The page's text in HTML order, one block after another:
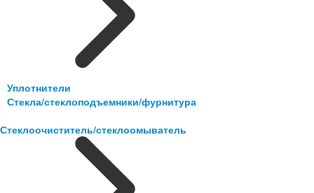
Уплотнители
Стекла/стеклоподъемники/фурнитура
Стеклоочиститель/стеклоомыватель